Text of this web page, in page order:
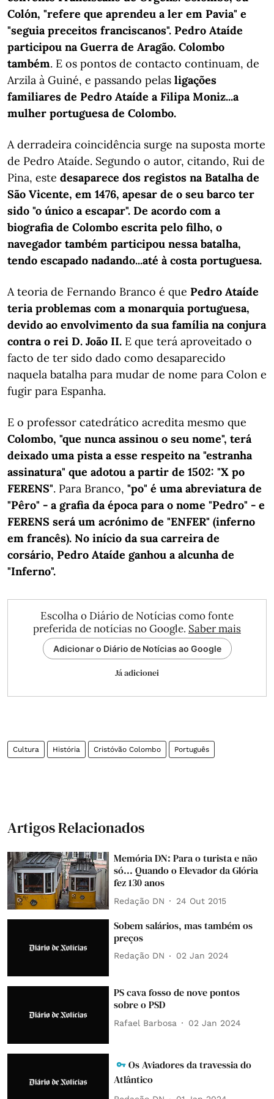
Colón, "refere que aprendeu a ler em Pavia" e
"seguia preceitos franciscanos". Pedro Ataíde
participou na Guerra de Aragão. Colombo
também. E os pontos de contacto continuam, de
Arzila à Guiné, e passando pelas ligações
familiares de Pedro Ataíde a Filipa Moniz...a
mulher portuguesa de Colombo.
A derradeira coincidência surge na suposta morte
de Pedro Ataíde. Segundo o autor, citando, Rui de
Pina, este desaparece dos registos na Batalha de
São Vicente, em 1476, apesar de o seu barco ter
sido "o único a escapar". De acordo com a
biografia de Colombo escrita pelo filho, o
navegador também participou nessa batalha,
tendo escapado nadando...até à costa portuguesa.
A teoria de Fernando Branco é que Pedro Ataíde
teria problemas com a monarquia portuguesa,
devido ao envolvimento da sua família na conjura
contra o rei D. João II. E que terá aproveitado o
facto de ter sido dado como desaparecido
naquela batalha para mudar de nome para Colon e
fugir para Espanha.
E o professor catedrático acredita mesmo que
Colombo, "que nunca assinou o seu nome", terá
deixado uma pista a esse respeito na "estranha
assinatura" que adotou a partir de 1502: "X po
FERENS". Para Branco, "po" é uma abreviatura de
"Pêro" - a grafia da época para o nome "Pedro" - e
FERENS será um acrónimo de "ENFER" (inferno
em francês). No início da sua carreira de
corsário, Pedro Ataíde ganhou a alcunha de
"Inferno".
Escolha o Diário de Notícias como fonte
preferida de notícias no Google. Saber mais
Adicionar o Diário de Notícias ao Google
Já adicionei
Cultura História Cristóvão Colombo Português
Artigos Relacionados
Memória DN: Para o turista e não
só... Quando o Elevador da Glória
fez 130 anos
Redação DN 24 Out 2015
Sobem salários, mas também os
preços
Redação DN 02 Jan 2024
PS cava fosso de nove pontos
sobre o PSD
Rafael Barbosa 02 Jan 2024
Os Aviadores da travessia do
Atlântico